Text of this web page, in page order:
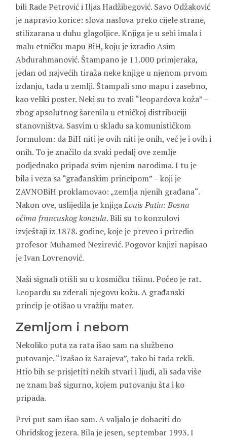
bili Rade Petrović i Iljas Hadžibegović. Savo Odžaković
je napravio korice: slova naslova preko cijele strane,
stilizarana u duhu glagoljice. Knjiga je u sebi imala i
malu etničku mapu BiH, koju je izradio Asim
Abdurahmanović. Štampano je 11.000 primjeraka,
jedan od najvećih tiraža neke knjige u njenom prvom
izdanju, tada u zemlji. Štampali smo mapu i zasebno,
kao veliki poster. Neki su to zvali “leopardova koža” –
zbog apsolutnog šarenila u etničkoj distribuciji
stanovništva. Sasvim u skladu sa komunističkom
formulom: da BiH niti je ovih niti je onih, već je i ovih i
onih. To je značilo da svaki pedalj ove zemlje
podjednako pripada svim njenim narodima. I tu je
bila i veza sa “građanskim principom” – koji je
ZAVNOBiH proklamovao: „zemlja njenih građana“.
Nakon ove, uslijedila je knjigaLouis Patin: Bosna
očima francuskog konzula. Bili su to konzulovi
izvještaji iz 1878. godine, koje je preveo i priredio
profesor Muhamed Nezirević. Pogovor knjizi napisao
je Ivan Lovrenović.
Naši signali otišli su u kosmičku tišinu. Počeo je rat.
Leopardu su zderali njegovu kožu. A građanski
princip je otišao u vražiju mater.
Zemljom i nebom
Nekoliko puta za rata išao sam na službeno
putovanje. “Izašao iz Sarajeva”, tako bi tada rekli.
Htio bih se prisjetiti nekih stvari i ljudi, ali sada više
ne znam baš sigurno, kojem putovanju šta i ko
pripada.
Prvi put sam išao sam. A valjalo je dobaciti do
Ohridskog jezera. Bila je jesen, septembar 1993. I